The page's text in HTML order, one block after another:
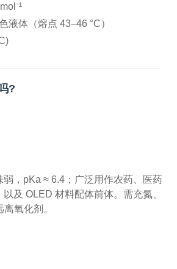
液体（熔点 43–46 °C）
?
弱，pKa ≈ 6.4；广泛用作农药、医药
及 OLED 材料配体前体。需充氮、
氧化剂。